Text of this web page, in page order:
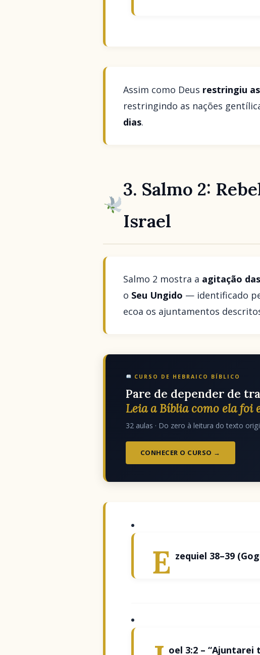
Assim como Deus restringiu
restringindo as nações
dias.
3. Salmo 2:
Israel
Salmo 2 mostra a agitação
o Seu Ungido — identificado
ecoa os ajuntamentos
CURSO DE HEBRAICO BÍBLICO
Pare de depender de
Leia a Bíblia como ela foi
32 aulas · Do zero à leitura do texto
CONHECER O CURSO →
E zequiel 38–39
oel 3:2 – “Ajuntarei